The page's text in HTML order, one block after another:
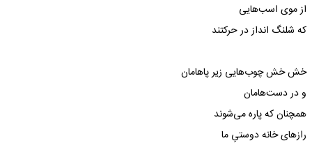
از موی اسب‌هایی
که شلنگ انداز در حرکتند
خش خش چوب‌هایی زیر پاهامان
و در دست‌هامان
همچنان که پاره می‌شوند
رازهای خانه دوستیِ ما